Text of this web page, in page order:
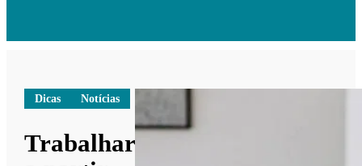
Dicas Notícias
Trabalhar